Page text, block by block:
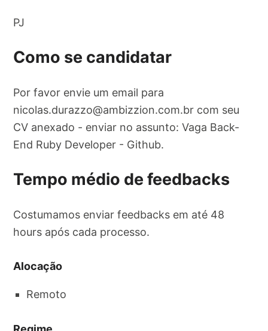
PJ
Como se candidatar
Por favor envie um email para
nicolas.durazzo@ambizzion.com.br com seu
CV anexado - enviar no assunto: Vaga Back-
End Ruby Developer - Github.
Tempo médio de feedbacks
Costumamos enviar feedbacks em até 48
hours após cada processo.
Alocação
Remoto